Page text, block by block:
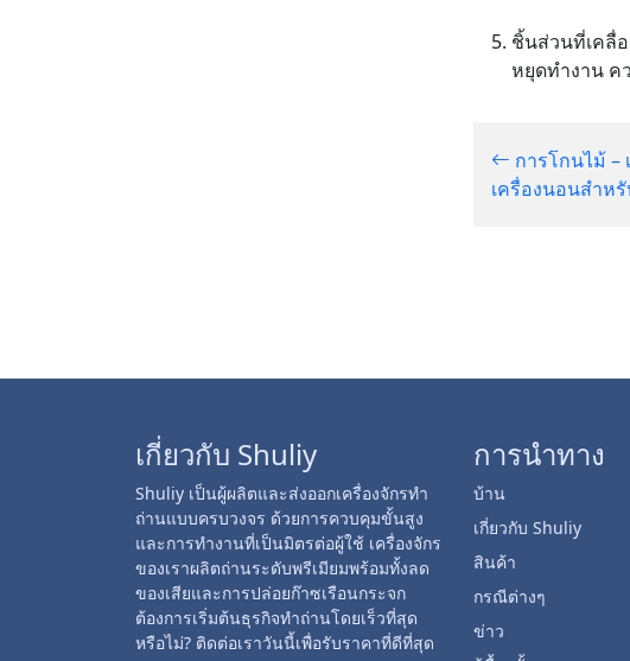
ชิ้นส่วนที่เคลื่อ
หยุดทำงาน ค
การโกนไม้ –
เครื่องนอนสำห
เกี่ยวกับ Shuliy
Shuliy เป็นผู้ผลิตและส่งออกเครื่องจักรทำ
ถ่านแบบครบวงจร ด้วยการควบคุมขั้นสูง
และการทำงานที่เป็นมิตรต่อผู้ใช้ เครื่องจักร
ของเราผลิตถ่านระดับพรีเมียมพร้อมทั้งลด
ของเสียและการปล่อยก๊าซเรือนกระจก
ต้องการเริ่มต้นธุรกิจทำถ่านโดยเร็วที่สุด
หรือไม่? ติดต่อเราวันนี้เพื่อรับราคาที่ดีที่สุด
การนำทาง
บ้าน
เกี่ยวกับ Shuliy
สินค้า
กรณีต่างๆ
ข่าว